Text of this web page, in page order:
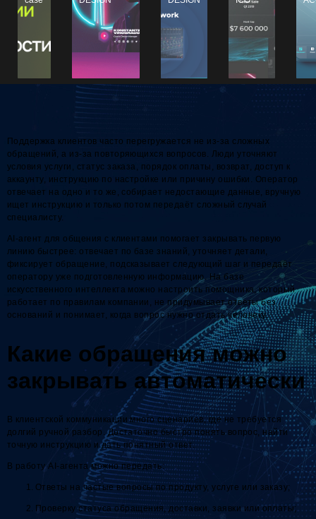
Поддержка клиентов часто перегружается не из-за сложных
обращений, а из-за повторяющихся вопросов. Люди уточняют
условия услуги, статус заказа, порядок оплаты, возврат, доступ к
аккаунту, инструкцию по настройке или причину ошибки. Оператор
отвечает на одно и то же, собирает недостающие данные, вручную
ищет инструкцию и только потом передаёт сложный случай
специалисту.
AI-агент для общения с клиентами помогает закрывать первую
линию быстрее: отвечает по базе знаний, уточняет детали,
фиксирует обращение, подсказывает следующий шаг и передаёт
оператору уже подготовленную информацию. На базе
искусственного интеллекта можно настроить помощника, который
работает по правилам компании, не придумывает ответы без
оснований и понимает, когда вопрос нужно отдать человеку.
Какие обращения можно
закрывать автоматически
В клиентской коммуникации много сценариев, где не требуется
долгий ручной разбор. Достаточно быстро понять вопрос, найти
точную инструкцию и дать понятный ответ.
В работу AI-агента можно передать:
Ответы на частые вопросы по продукту, услуге или заказу;
Проверку статуса обращения, доставки, заявки или оплаты;